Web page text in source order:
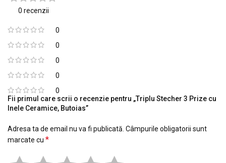
0 recenzii
0
0
0
0
0
Fii primul care scrii o recenzie pentru „Triplu Stecher 3 Prize cu
Inele Ceramice, Butoias”
Adresa ta de email nu va fi publicată. Câmpurile obligatorii sunt
marcate cu *